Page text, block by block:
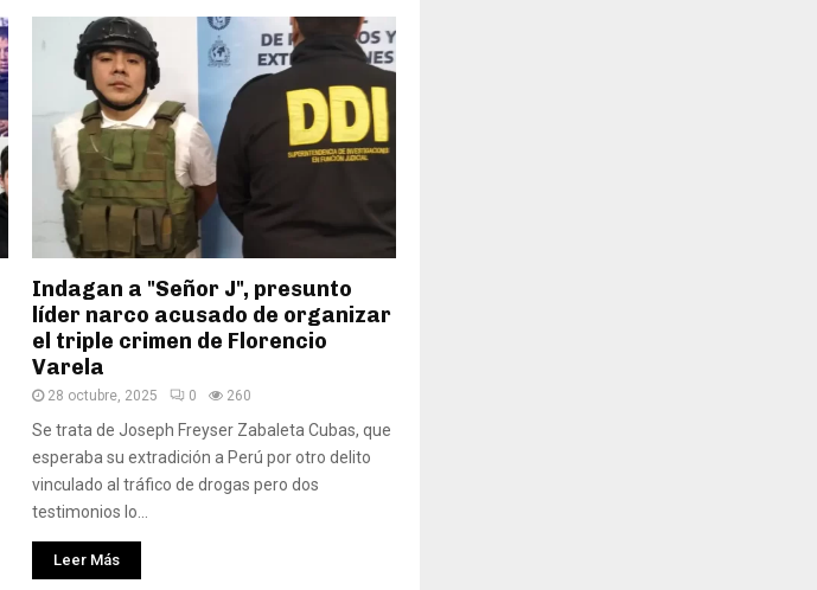
Indagan a "Señor J", presunto
líder narco acusado de organizar
el triple crimen de Florencio
Varela
28 octubre, 2025 0 260
Se trata de Joseph Freyser Zabaleta Cubas, que
esperaba su extradición a Perú por otro delito
vinculado al tráfico de drogas pero dos
testimonios lo...
Leer Más